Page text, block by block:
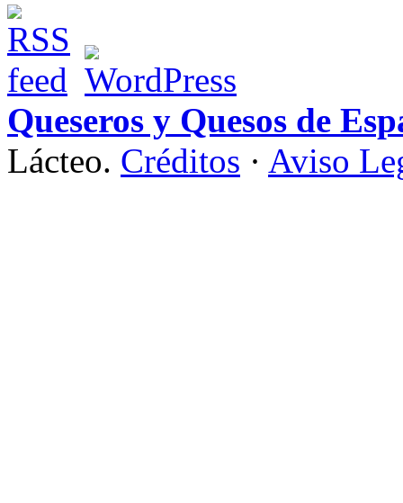
Queseros y Quesos de
Lácteo. Créditos · Aviso